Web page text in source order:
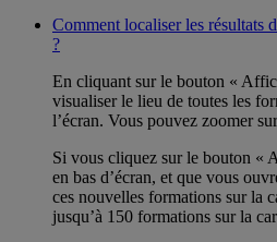
Comment localiser les résultats
?
En cliquant sur le bouton «
visualiser le lieu de toutes les
l’écran. Vous pouvez zoomer
Si vous cliquez sur le bouton «
en bas d’écran, et que vous
ces nouvelles formations sur la
jusqu’à 150 formations sur la